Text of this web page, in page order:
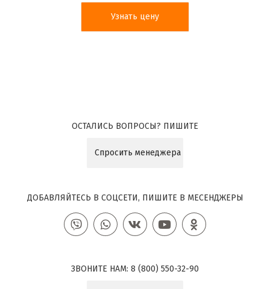
Узнать цену
ОСТАЛИСЬ ВОПРОСЫ? ПИШИТЕ
Спросить менеджера
ДОБАВЛЯЙТЕСЬ В СОЦСЕТИ, ПИШИТЕ В МЕСЕНДЖЕРЫ
ЗВОНИТЕ НАМ: 8 (800) 550-32-90